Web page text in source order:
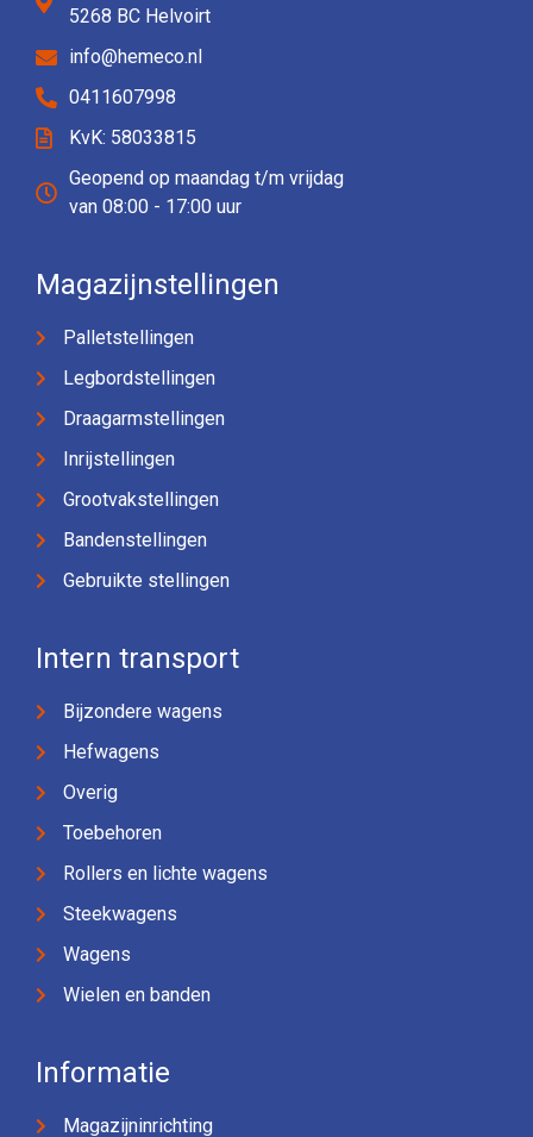
5268 BC Helvoirt
info@hemeco.nl
0411607998
KvK: 58033815
Geopend op maandag t/m vrijdag
van 08:00 - 17:00 uur
Magazijnstellingen
Palletstellingen
Legbordstellingen
Draagarmstellingen
Inrijstellingen
Grootvakstellingen
Bandenstellingen
Gebruikte stellingen
Intern transport
Bijzondere wagens
Hefwagens
Overig
Toebehoren
Rollers en lichte wagens
Steekwagens
Wagens
Wielen en banden
Informatie
Magazijninrichting